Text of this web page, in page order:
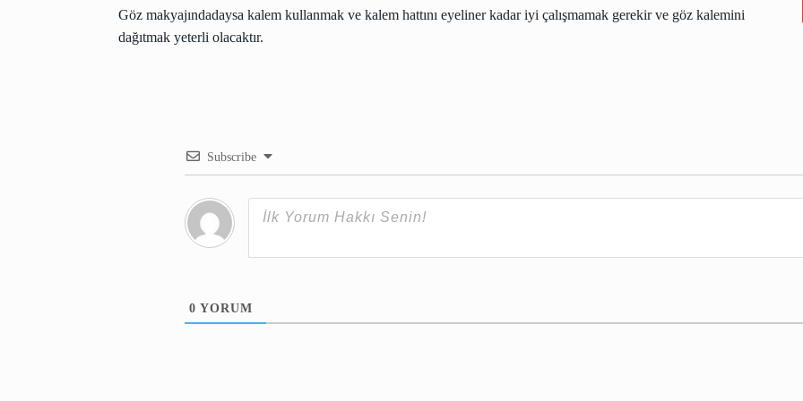
Göz makyajındadaysa kalem kullanmak ve kalem hattını eyeliner kadar iyi çalışmamak gerekir ve göz kalemini
dağıtmak yeterli olacaktır.
Subscribe
0 YORUM